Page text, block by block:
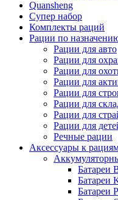
Quansheng
Супер набор
Комплекты раций
Рации по
Рации для авто
Рации для
Рации для
Рации для
Рации для
Рации для
Рации для
Рации для
Речные рации
Аксессуары к
Батареи
Батареи
Батареи